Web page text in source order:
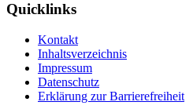
Quicklinks
Kontakt
Inhaltsverzeichnis
Impressum
Datenschutz
Erklärung zur Barrierefreiheit